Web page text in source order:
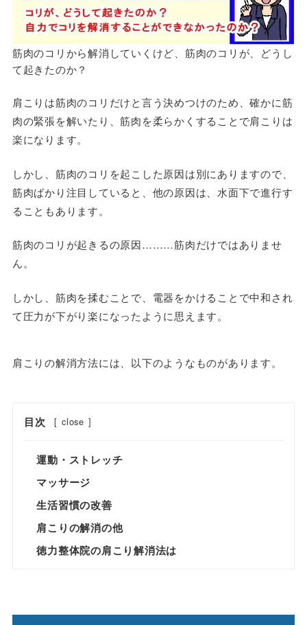
筋肉のコリから解消していくけど、筋肉のコリが、どうし
て起きたのか？
肩こりは筋肉のコリだけと言う決めつけのため、確かに筋
肉の緊張を解いたり、筋肉を柔らかくすることで肩こりは
楽になります。
しかし、筋肉のコリを起こした原因は別にありますので、
筋肉ばかり注目していると、他の原因は、水面下で進行す
ることもあります。
筋肉のコリが起きるの原因………筋肉だけではありませ
ん。
しかし、筋肉を揉むことで、電器をかけることで中和され
て圧力が下がり楽になったように思えます。
肩こりの解消方法には、以下のようなものがあります。
目次 [ close ]
運動・ストレッチ
マッサージ
生活習慣の改善
肩こりの解消の他
徳力整体院の肩こり解消法は